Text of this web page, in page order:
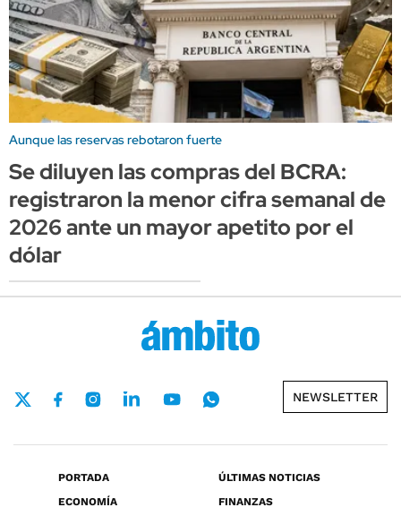
Aunque las reservas rebotaron fuerte
Se diluyen las compras del BCRA:
registraron la menor cifra semanal de
2026 ante un mayor apetito por el
dólar
NEWSLETTER
PORTADA
ÚLTIMAS NOTICIAS
ECONOMÍA
FINANZAS